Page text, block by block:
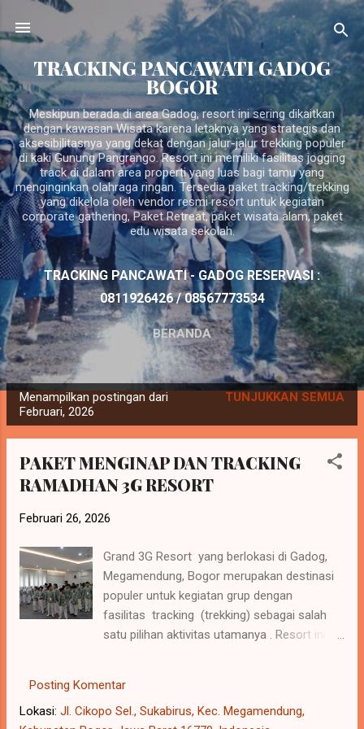
Langsung ke konten utama
TRACKING PANCAWATI GADOG
BOGOR
Meskipun berada di area Gadog, resort ini sering dikaitkan
dengan kawasan Wisata karena letaknya yang strategis dan
aksesibilitasnya yang dekat dengan jalur-jalur trekking populer
di kaki Gunung Pangrango. Resort ini memiliki fasilitas jogging
track di dalam area properti yang luas bagi tamu yang
menginginkan olahraga ringan. Tersedia paket tracking/trekking
yang dikelola oleh vendor resmi resort untuk kegiatan
corporate gathering, Paket Retreat, paket wisata alam, paket
edu wisata sekolah.
TRACKING PANCAWATI - GADOG RESERVASI :
0811926426 / 08567773534
BERANDA
P
s
Menampilkan postingan dari
Februari, 2026
TUNJUKKAN SEMUA
PAKET MENGINAP DAN TRACKING
RAMADHAN 3G RESORT
Februari 26, 2026
Grand 3G Resort yang berlokasi di Gadog,
Megamendung, Bogor merupakan destinasi
populer untuk kegiatan grup dengan
fasilitas tracking (trekking) sebagai salah
satu pilihan aktivitas utamanya . Resort ini
Gede) yang menjadi latar belakang saat
melakukan aktivitas luar ruangan. Detail
Posting Komentar
Lokasi: Jl. Cikopo Sel., Sukabirus, Kec. Megamendung,